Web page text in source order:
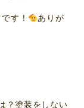
す！
ありが
？塗装をしない